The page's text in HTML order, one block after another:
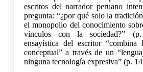
escritos del narrador peruano
pregunta: “¿por qué solo la
el monopolio del conocimiento
vínculos con la sociedad?”
ensayística del escritor
conceptual” a través de un
ninguna tecnología expresiva” (p.